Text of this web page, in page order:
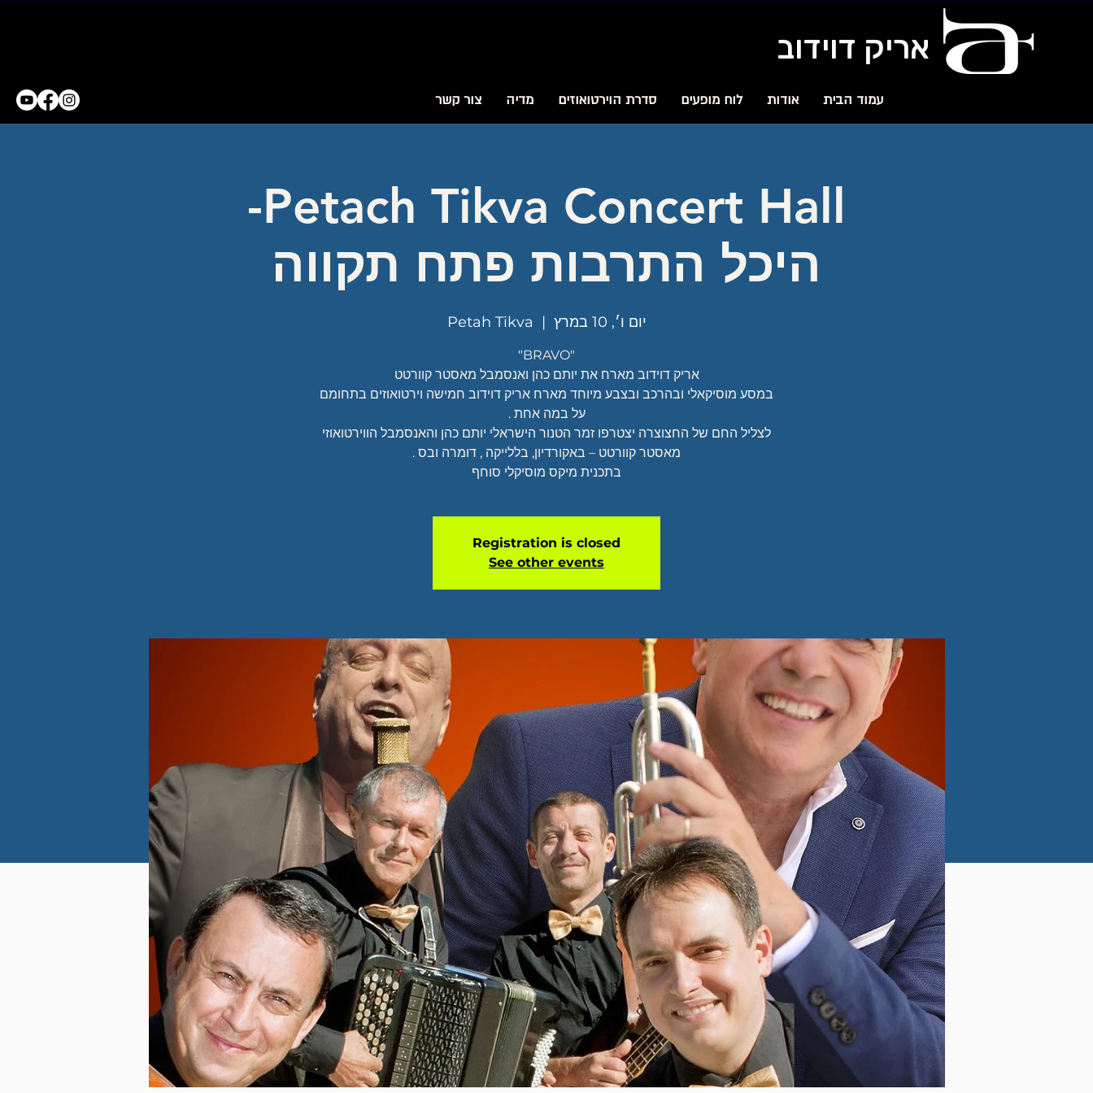
אריק דוידוב
עמוד הבית אודות לוח מופעים סדרת הוירטואוזים מדיה צור קשר
Petach Tikva Concert Hall-
היכל התרבות פתח תקווה
יום ו׳, 10 במרץ
  |
Petah Tikva
במסע מוסיקאלי ובהרכב ובצבע מיוחד מארח אריק דוידוב חמישה וירטואוזים בתחומם
לצליל החם של החצוצרה יצטרפו זמר הטנור הישראלי יותם כהן והאנסמבל הווירטואוזי
בתכנית מיקס מוסיקלי סוחף
Registration is closed
See other events